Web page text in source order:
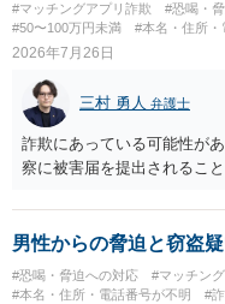
#マッチングアプリ詐欺 #恐喝・
#50〜100万円未満
#本名・住所・
2026年7月26日
三村 勇人 弁護士
詐欺にあっている可能性が
察に被害届を提出されるこ
男性からの脅迫と窃盗
#恐喝・脅迫への対応 #マッチン
#本名・住所・電話番号が不明
#